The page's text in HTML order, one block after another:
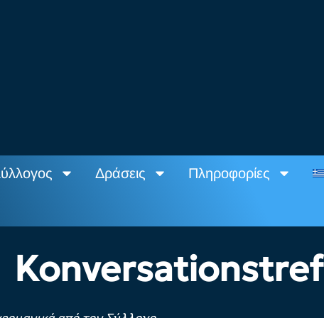
Δράσεις Πληροφορίες